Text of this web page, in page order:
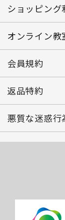
ショッピング
オンライン教
会員規約
返品特約
悪質な迷惑行